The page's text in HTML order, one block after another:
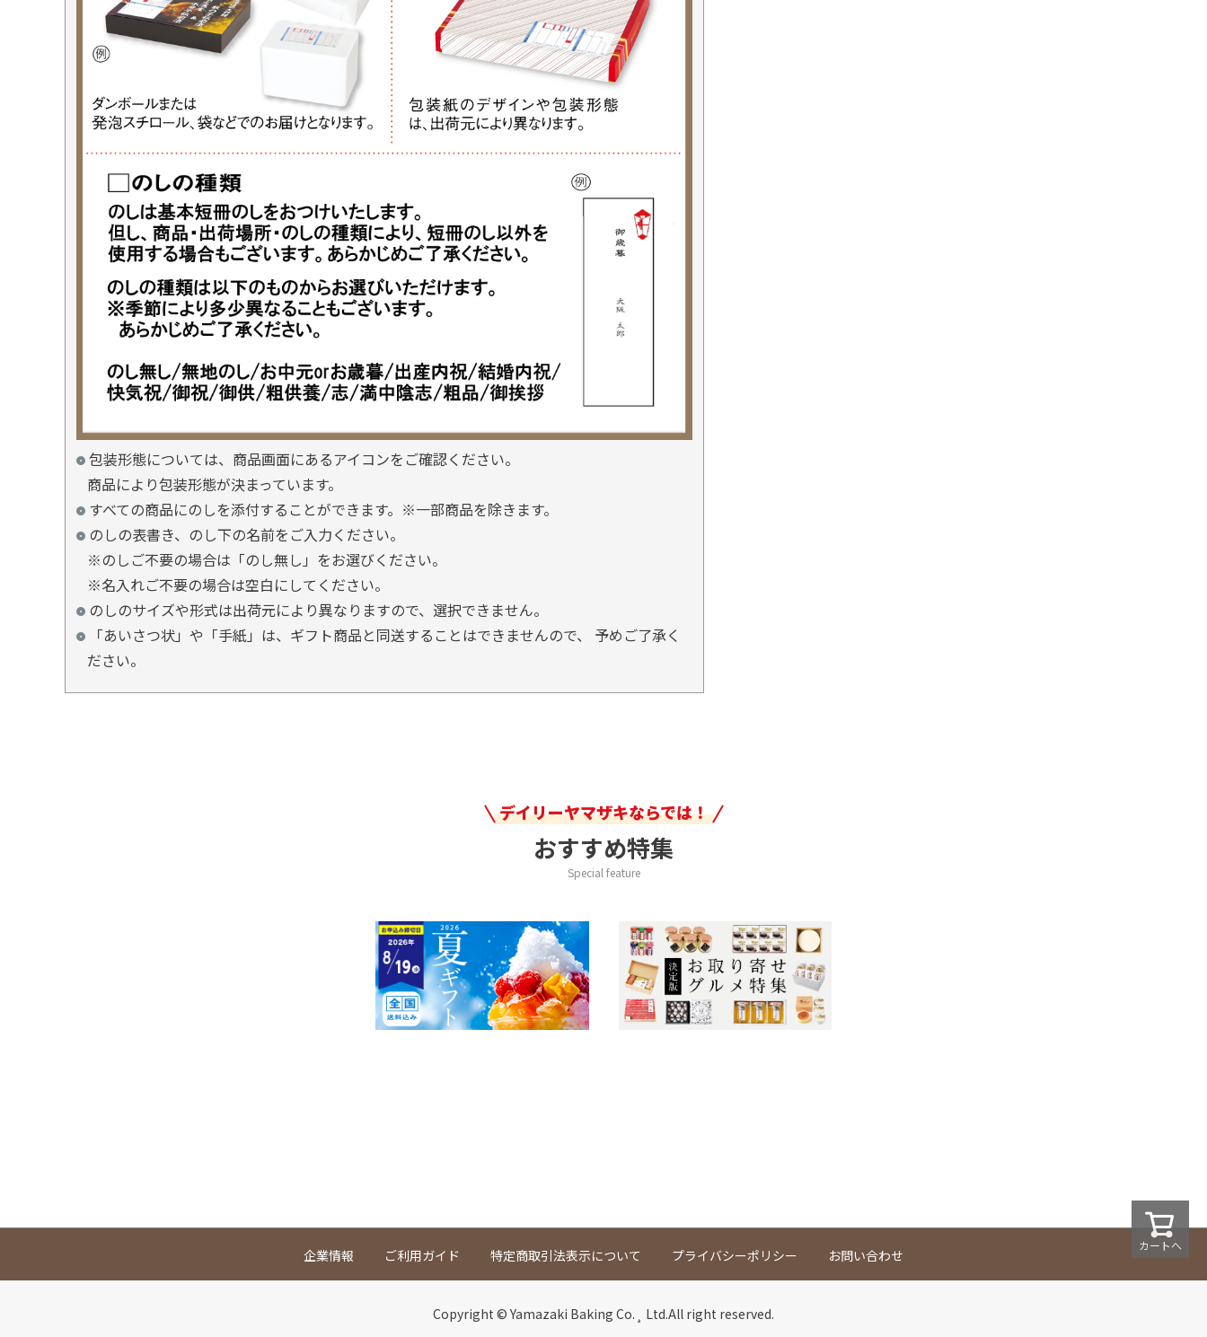
包装形態については、商品画面にあるアイコンをご確認ください。
商品により包装形態が決まっています。
すべての商品にのしを添付することができます。※一部商品を除きます。
のしの表書き、のし下の名前をご入力ください。
※のしご不要の場合は「のし無し」をお選びください。
※名入れご不要の場合は空白にしてください。
のしのサイズや形式は出荷元により異なりますので、選択できません。
「あいさつ状」や「手紙」は、ギフト商品と同送することはできませんので、 予めご了承く
ださい。
デイリーヤマザキならでは！
おすすめ特集
Special feature
企業情報 ご利用ガイド 特定商取引法表示について プライバシーポリシー お問い合わせ
Copyright © Yamazaki Baking Co.¸ Ltd.All right reserved.
カートへ